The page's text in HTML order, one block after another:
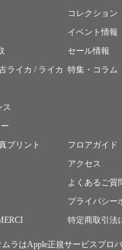
ライカ / ライカ
ス
プリント
コレクション
イベント情報
セール情報
特集・コラム
フロアガイド
アクセス
よくあるご質
プライバシー
特定商取引法
ラはApple正規サービスプロバ